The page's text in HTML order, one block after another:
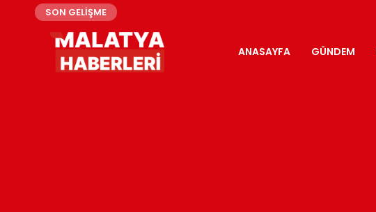
SON GELİŞME
ANASAYFA GÜNDEM